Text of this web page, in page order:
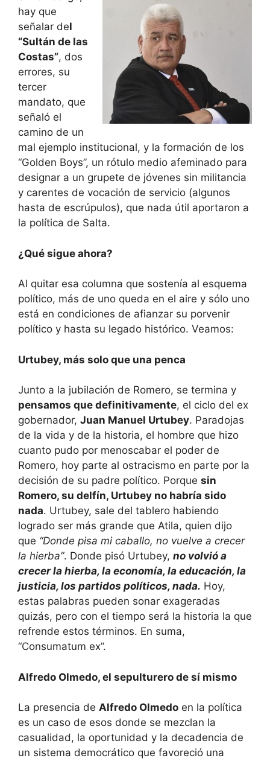
hay que
señalar del
“Sultán de las
Costas”, dos
errores, su
tercer
mandato, que
señaló el
camino de un
mal ejemplo institucional, y la formación de los
“Golden Boys”, un rótulo medio afeminado para
designar a un grupete de jóvenes sin militancia
y carentes de vocación de servicio (algunos
hasta de escrúpulos), que nada útil aportaron a
la política de Salta.
¿Qué sigue ahora?
Al quitar esa columna que sostenía al esquema
político, más de uno queda en el aire y sólo uno
está en condiciones de afianzar su porvenir
político y hasta su legado histórico. Veamos:
Urtubey, más solo que una penca
Junto a la jubilación de Romero, se termina y
pensamos que definitivamente, el ciclo del ex
gobernador, Juan Manuel Urtubey. Paradojas
de la vida y de la historia, el hombre que hizo
cuanto pudo por menoscabar el poder de
Romero, hoy parte al ostracismo en parte por la
decisión de su padre político. Porque sin
Romero, su delfín, Urtubey no habría sido
nada. Urtubey, sale del tablero habiendo
logrado ser más grande que Atila, quien dijo
que “Donde pisa mi caballo, no vuelve a crecer
la hierba”. Donde pisó Urtubey, no volvió a
crecer la hierba, la economía, la educación, la
justicia, los partidos políticos, nada. Hoy,
estas palabras pueden sonar exageradas
quizás, pero con el tiempo será la historia la que
refrende estos términos. En suma,
“Consumatum ex”.
Alfredo Olmedo, el sepulturero de sí mismo
La presencia de Alfredo Olmedo en la política
es un caso de esos donde se mezclan la
casualidad, la oportunidad y la decadencia de
un sistema democrático que favoreció una